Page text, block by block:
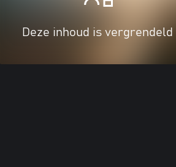
Deze inhoud is vergrendeld